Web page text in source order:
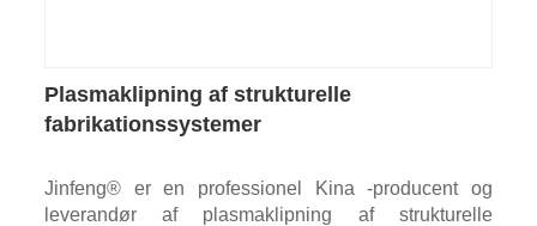
Plasmaklipning af strukturelle
fabrikationssystemer
Jinfeng® er en professionel Kina -producent og
leverandør af plasmaklipning af strukturelle